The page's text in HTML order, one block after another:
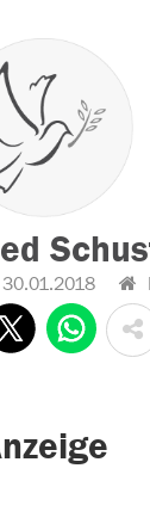
30.01.2018